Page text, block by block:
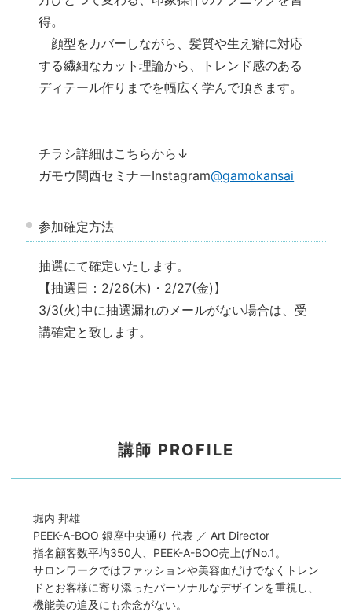
得。
顔型をカバーしながら、髪質や生え癖に対応
する繊細なカット理論から、トレンド感のある
ディテール作りまでを幅広く学んで頂きます。
チラシ詳細はこちらから↓
ガモウ関西セミナーInstagram@gamokansai
参加確定方法
抽選にて確定いたします。
【抽選日：2/26(木)・2/27(金)】
3/3(火)中に抽選漏れのメールがない場合は、受
講確定と致します。
講師 PROFILE
堀内 邦雄
PEEK-A-BOO 銀座中央通り 代表 ／ Art Director
指名顧客数平均350人、PEEK-A-BOO売上げNo.1。
サロンワークではファッションや美容面だけでなくトレン
ドとお客様に寄り添ったパーソナルなデザインを重視し、
機能美の追及にも余念がない。